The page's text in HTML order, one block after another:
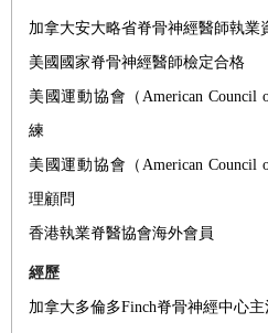
加拿大安大略省脊骨神經醫師執業
美國國家脊骨神經醫師檢定合格
美國運動協會（American Council
練
美國運動協會（American Council
理顧問
香港執業脊醫協會海外會員
經歷
加拿大多倫多Finch脊骨神經中心主